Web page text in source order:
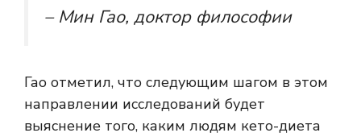
– Мин Гао, доктор философии
Гао отметил, что следующим шагом в этом
направлении исследований будет
выяснение того, каким людям кето-диета